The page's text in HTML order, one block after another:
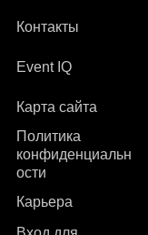
Контакты
Event IQ
Карта сайта
Политика
конфиденциальн
ости
Карьера